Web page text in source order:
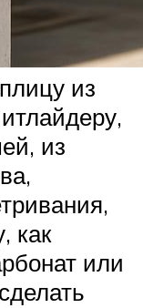
из
из
как
или